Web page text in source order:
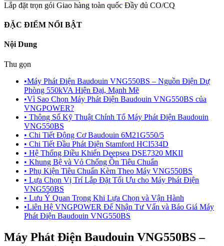
Lắp đặt trọn gói Giao hàng toàn quốc Đầy đủ CO/CQ
ĐẶC ĐIỂM NỔI BẬT
Nội Dung
Thu gọn
•Máy Phát Điện Baudouin VNG550BS – Nguồn Điện Dự
Phòng 550kVA Hiện Đại, Mạnh Mẽ
•Vì Sao Chọn Máy Phát Điện Baudouin VNG550BS của
VNGPOWER?
• Thông Số Kỹ Thuật Chính Tổ Máy Phát Điện Baudouin
VNG550BS
• Chi Tiết Động Cơ Baudouin 6M21G550/5
• Chi Tiết Đầu Phát Điện Stamford HCI534D
• Hệ Thống Điều Khiển Deepsea DSE7320 MKII
• Khung Bệ và Vỏ Chống Ồn Tiêu Chuẩn
• Phụ Kiện Tiêu Chuẩn Kèm Theo Máy VNG550BS
• Lựa Chọn Vị Trí Lắp Đặt Tối Ưu cho Máy Phát Điện
VNG550BS
• Lưu Ý Quan Trọng Khi Lựa Chọn và Vận Hành
•Liên Hệ VNGPOWER Để Nhận Tư Vấn và Báo Giá Máy
Phát Điện Baudouin VNG550BS
Máy Phát Điện Baudouin VNG550BS –